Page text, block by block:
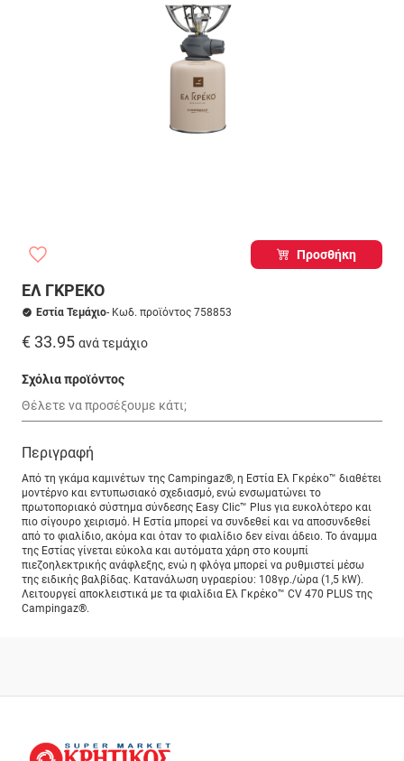
Προσθήκη
ΕΛ ΓΚΡΕΚΟ
Εστία Τεμάχιο- Κωδ. προϊόντος 758853
€ 33.95 ανά τεμάχιο
Σχόλια προϊόντος
Περιγραφή
Από τη γκάμα καμινέτων της Campingaz®, η Εστία Ελ Γκρέκο™ διαθέτει
μοντέρνο και εντυπωσιακό σχεδιασμό, ενώ ενσωματώνει το
πρωτοποριακό σύστημα σύνδεσης Easy Clic™ Plus για ευκολότερο και
πιο σίγουρο χειρισμό. Η Εστία μπορεί να συνδεθεί και να αποσυνδεθεί
από το φιαλίδιο, ακόμα και όταν το φιαλίδιο δεν είναι άδειο. Το άναμμα
της Εστίας γίνεται εύκολα και αυτόματα χάρη στο κουμπί
πιεζοηλεκτρικής ανάφλεξης, ενώ η φλόγα μπορεί να ρυθμιστεί μέσω
της ειδικής βαλβίδας. Κατανάλωση υγραερίου: 108γρ./ώρα (1,5 kW).
Λειτουργεί αποκλειστικά με τα φιαλίδια Ελ Γκρέκο™ CV 470 PLUS της
Campingaz®.